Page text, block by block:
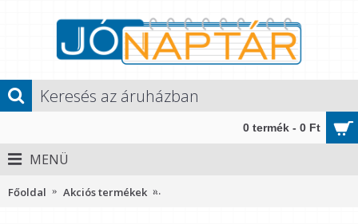
0 termék - 0 Ft
MENÜ
Főoldal Akciós termékek